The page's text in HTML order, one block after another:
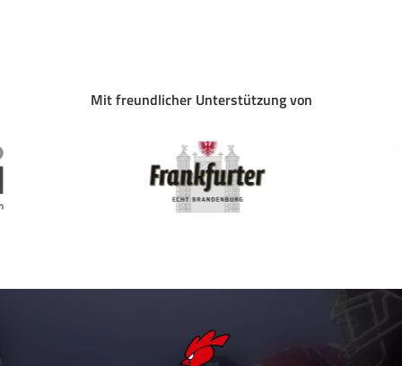
Mit freundlicher Unterstützung von